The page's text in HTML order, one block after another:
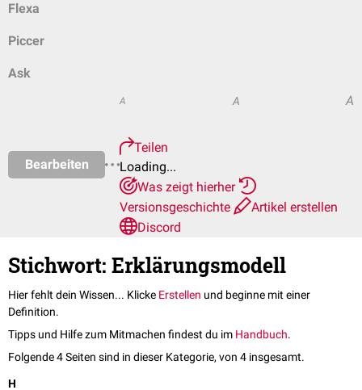
Flexa
Piccer
Ask
Bearbeiten
A A A
Teilen
Loading...
Was zeigt hierher
Versionsgeschichte
Artikel erstellen
Discord
Stichwort: Erklärungsmodell
Hier fehlt dein Wissen... Klicke Erstellen und beginne mit einer
Definition.
Tipps und Hilfe zum Mitmachen findest du im Handbuch.
Folgende 4 Seiten sind in dieser Kategorie, von 4 insgesamt.
H